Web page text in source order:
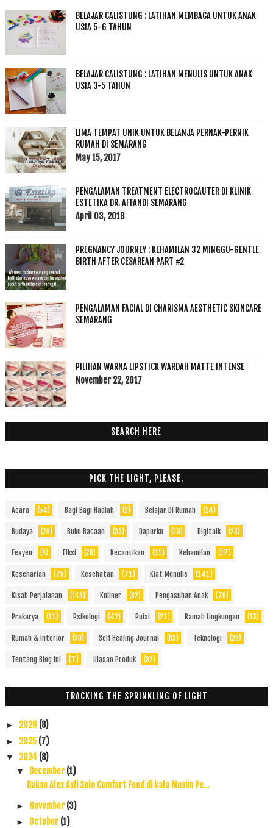
BELAJAR CALISTUNG : LATIHAN MEMBACA UNTUK ANAK
USIA 5-6 TAHUN
BELAJAR CALISTUNG : LATIHAN MENULIS UNTUK ANAK
USIA 3-5 TAHUN
LIMA TEMPAT UNIK UNTUK BELANJA PERNAK-PERNIK
RUMAH DI SEMARANG
May 15, 2017
PENGALAMAN TREATMENT ELECTROCAUTER DI KLINIK
ESTETIKA DR. AFFANDI SEMARANG
April 03, 2018
PREGNANCY JOURNEY : KEHAMILAN 32 MINGGU-GENTLE
BIRTH AFTER CESAREAN PART #2
PENGALAMAN FACIAL DI CHARISMA AESTHETIC SKINCARE
SEMARANG
PILIHAN WARNA LIPSTICK WARDAH MATTE INTENSE
November 22, 2017
SEARCH HERE
PICK THE LIGHT, PLEASE.
Acara (54) Bagi Bagi Hadiah (2) Belajar Di Rumah (24)
Budaya (29) Buku Bacaan (33) Dapurku (18) Digitalk (28)
Fesyen (9) Fiksi (28) Kecantikan (31) Kehamilan (17)
Keseharian (78) Kesehatan (71) Kiat Menulis (141)
Kisah Perjalanan (118) Kuliner (82) Pengasuhan Anak (76)
Prakarya (11) Psikologi (42) Puisi (21) Ramah Lingkungan (13)
Rumah & Interior (30) Self Healing Journal (63) Teknologi (28)
Tentang Blog Ini (7) Ulasan Produk (92)
TRACKING THE SPRINKLING OF LIGHT
► 2026 (8)
► 2025 (7)
▼ 2024 (8)
▼ December(1)
Bakso Alex Asli Solo Comfort Food di kala Musim Pe...
► November(3)
► October(1)